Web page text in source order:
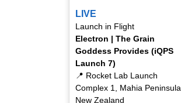
LIVE
Launch in Flight
Electron | The Grain
Goddess Provides (iQPS
Launch 7)
📍 Rocket Lab Launch
Complex 1, Mahia Peninsula,
New Zealand